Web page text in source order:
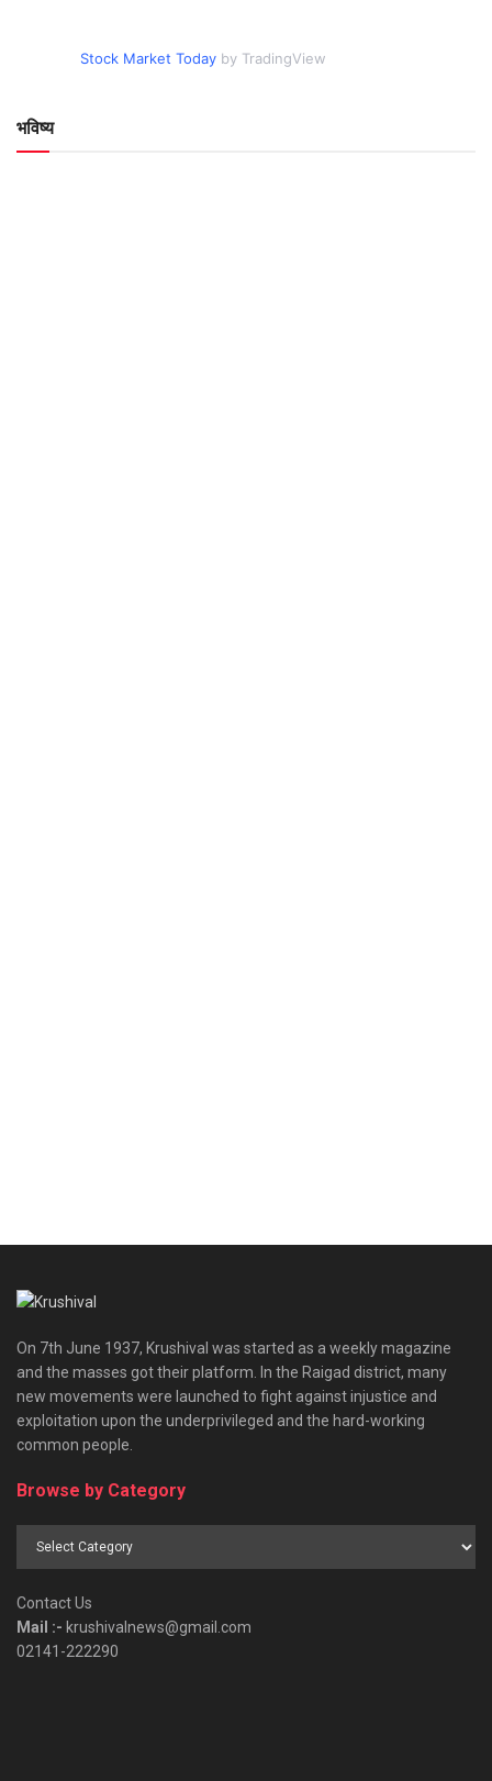
Stock Market Today by TradingView
भविष्य
On 7th June 1937, Krushival was started as a weekly magazine
and the masses got their platform. In the Raigad district, many
new movements were launched to fight against injustice and
exploitation upon the underprivileged and the hard-working
common people.
Browse by Category
Contact Us
Mail :- krushivalnews@gmail.com
02141-222290